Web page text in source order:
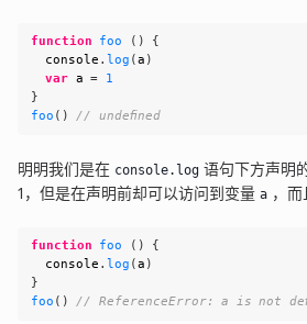
function foo ( )
{
console .log (a )
var a =
1
}
foo ( ) // undefined
明明我们是在 console.log 语句下方声明
1，但是在声明前却可以访问到变量 a ，
function foo ( )
{
console .log (a )
}
foo ( ) // ReferenceError: a is not